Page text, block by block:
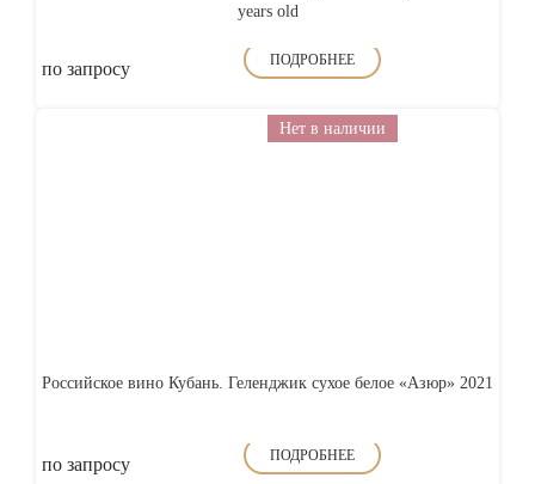
years old
по запросу ПОДРОБНЕЕ
Нет в наличии
Российское вино Кубань. Геленджик сухое белое «Азюр» 2021
по запросу ПОДРОБНЕЕ